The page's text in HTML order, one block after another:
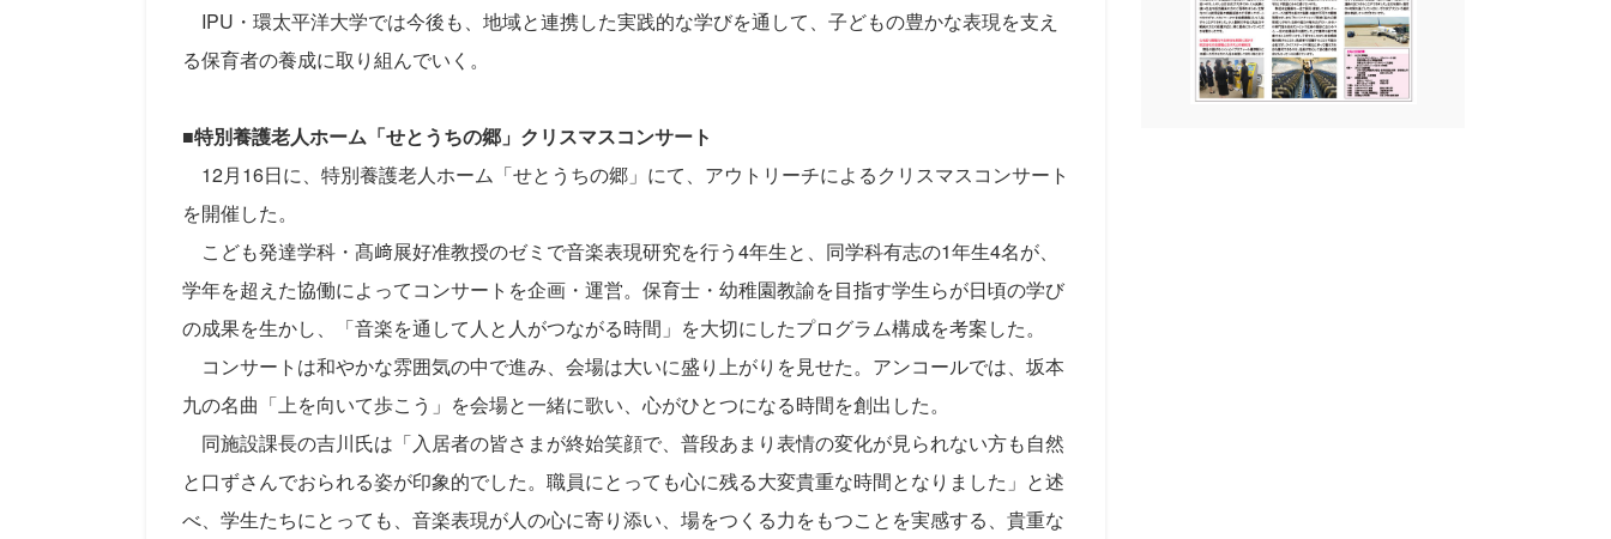
IPU・環太平洋大学では今後も、地域と連携した実践的な学びを通して、子どもの豊かな表現を支え
る保育者の養成に取り組んでいく。
■特別養護老人ホーム「せとうちの郷」 クリスマスコンサート
12月16日に、特別養護老人ホーム「せとうちの郷」にて、アウトリーチによるクリスマスコンサート
を開催した。
こども発達学科・ 髙﨑展好准教授のゼミ で音楽表現研究を行う4年生と、同学科有志の1年生4名が、
学年を超えた協働によってコンサートを企画・運営。保育士・幼稚園教諭を目指す学生らが日頃の学び
の成果を生かし、「音楽を通して人と人がつながる時間」を大切にしたプログラム構成を考案した。
コンサートは和やかな雰囲気の中で進み、会場は大いに盛り上がりを見せた。アンコールでは、坂本
九の名曲「上を向いて歩こう」を会場と一緒に歌い、心がひとつになる時間を創出した。
同施設課長の吉川氏は「入居者の皆さまが終始笑顔で、普段あまり表情の変化が見られない方も自然
と口ずさんでおられる姿が印象的でした。職員にとっても心に残る大変貴重な時間となりました」と述
べ、学生たちにとっても、音楽表現が人の心に寄り添い、場をつくる力をもつことを実感する、貴重な